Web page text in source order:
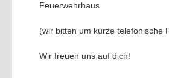
Feuerwehrhaus
(wir bitten um kurze telefonische
Wir freuen uns auf dich!